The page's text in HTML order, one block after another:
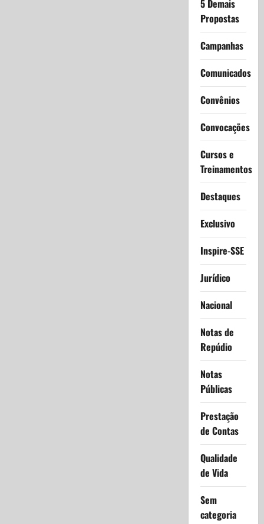
5 Demais
Propostas
Campanhas
Comunicados
Convênios
Convocações
Cursos e
Treinamentos
Destaques
Exclusivo
Inspire-SSE
Jurídico
Nacional
Notas de
Repúdio
Notas
Públicas
Prestação
de Contas
Qualidade
de Vida
Sem
categoria